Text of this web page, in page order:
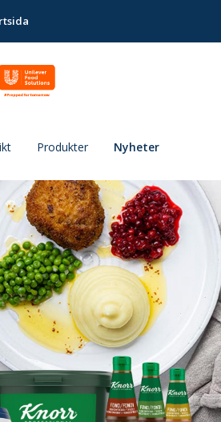
Produkter Nyheter